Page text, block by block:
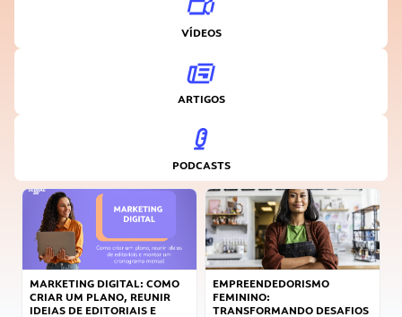
VÍDEOS
ARTIGOS
PODCASTS
MARKETING DIGITAL: COMO
CRIAR UM PLANO, REUNIR
IDEIAS DE EDITORIAIS E
EMPREENDEDORISMO
FEMININO:
TRANSFORMANDO DESAFIOS